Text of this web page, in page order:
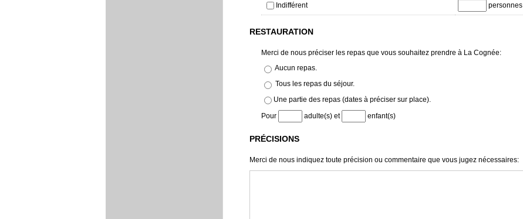
Indifférent personnes
RESTAURATION
Merci de nous préciser les repas que vous souhaitez prendre à La Cognée:
Aucun repas.
Tous les repas du séjour.
Une partie des repas (dates à préciser sur place).
Pour adulte(s) et enfant(s)
PRÉCISIONS
Merci de nous indiquez toute précision ou commentaire que vous jugez nécessaires: